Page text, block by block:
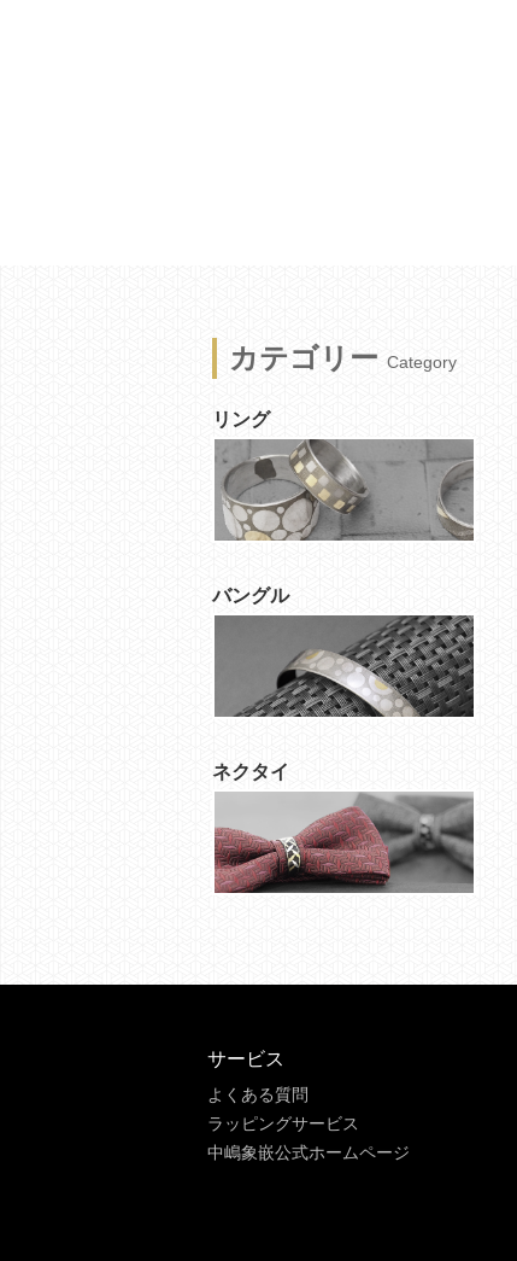
カテゴリー Category
リング
バングル
ネクタイ
サービス
よくある質問
ラッピングサービス
中嶋象嵌公式ホームページ